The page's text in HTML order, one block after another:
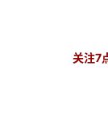
关注7